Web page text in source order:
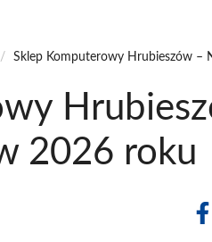
/ Sklep Komputerowy Hrubieszów –
2026 roku